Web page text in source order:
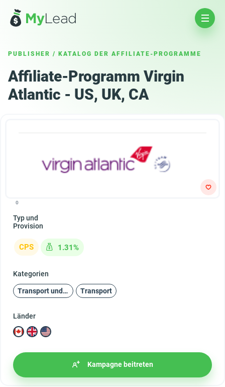
PUBLISHER / KATALOG DER AFFILIATE-PROGRAMME
Affiliate-Programm Virgin
Atlantic - US, UK, CA
0
Typ und
Provision
CPS 1.31%
Kategorien
Transport und Reisen Transport
Länder
Kampagne beitreten